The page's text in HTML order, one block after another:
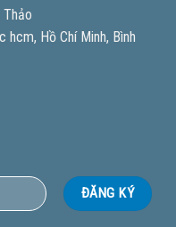
Hồ Chí Minh, Bình